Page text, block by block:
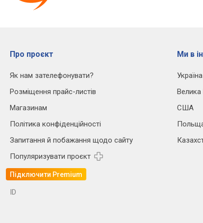
Про проєкт
Як нам зателефонувати?
Розміщення прайс-листів
Магазинам
Політика конфіденційності
Запитання й побажання щодо сайту
Популяризувати проєкт
Підключити Premium
Ми в
Україна
Велика
США
ID